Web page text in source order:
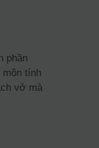
phần
tính
vở mà